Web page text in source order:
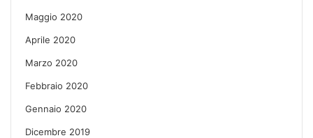
Maggio 2020
Aprile 2020
Marzo 2020
Febbraio 2020
Gennaio 2020
Dicembre 2019